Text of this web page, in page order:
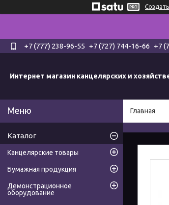
+7 (777) 238-96-55 +7 (727) 744-16-66 +7
Интернет магазин канцелярских и
Главная
Каталог
Канцелярские товары
Бумажная продукция
Демонстрационное
оборудование